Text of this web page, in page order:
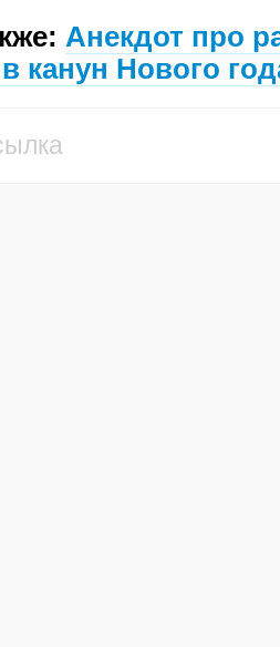
Анекдот про
канун Нового